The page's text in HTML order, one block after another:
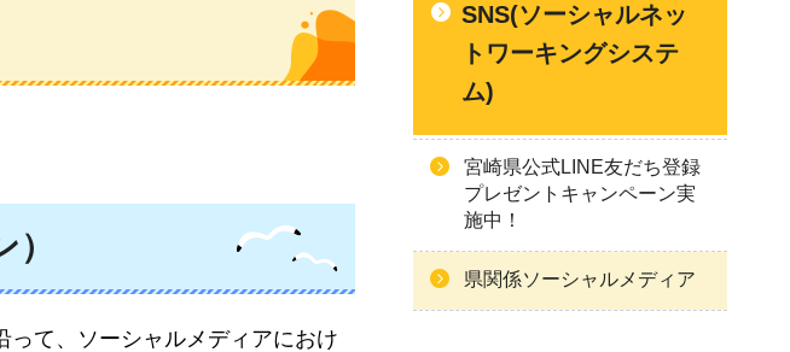
て、ソーシャルメディアにおけ
SNS(ソーシャルネッ
トワーキングシステ
ム)
宮崎県公式LINE友だち登録
プレゼントキャンペーン実
施中！
県関係ソーシャルメディア